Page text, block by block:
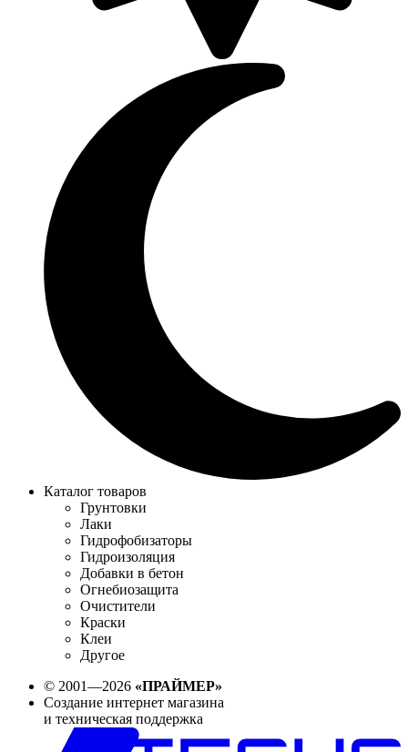
Каталог товаров
Грунтовки
Лаки
Гидрофобизаторы
Гидроизоляция
Добавки в бетон
Огнебиозащита
Очистители
Краски
Клеи
Другое
© 2001—2026 «ПРАЙМЕР»
Создание интернет магазина
и техническая поддержка